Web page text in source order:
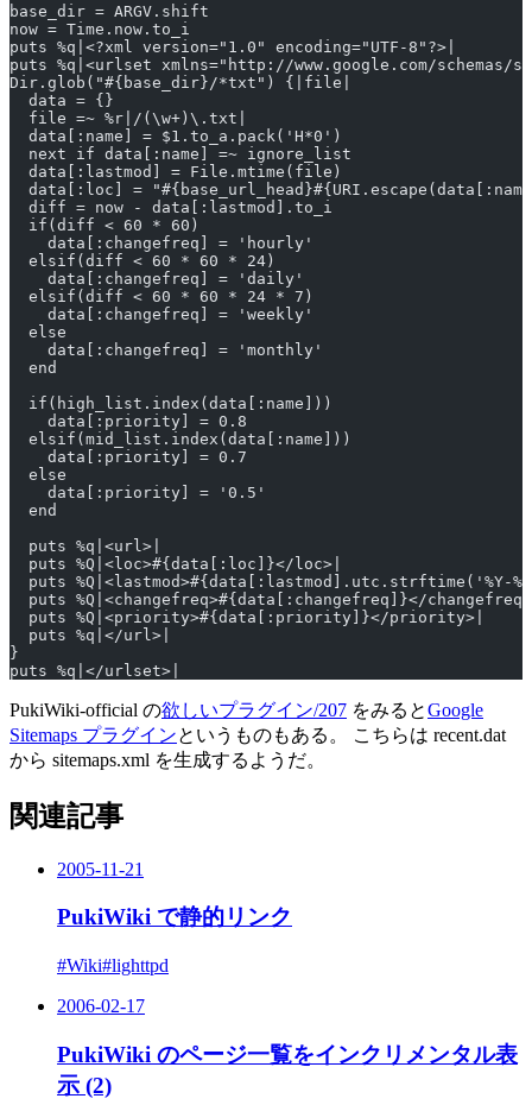
base_dir = ARGV.shift
now = Time.now.to_i
puts %q|<?xml version="1.0" encoding="UTF-8"?>|
puts %q|<urlset xmlns="http://www.google.com/schemas/
Dir.glob("#{base_dir}/*txt") {|file|
  data = {}
  file =~ %r|/(\w+)\.txt|
  data[:name] = $1.to_a.pack('H*0')
  next if data[:name] =~ ignore_list
  data[:lastmod] = File.mtime(file)
data[:loc] =
  diff = now - data[:lastmod].to_i
  if(diff < 60 * 60)
    data[:changefreq] = 'hourly'
  elsif(diff < 60 * 60 * 24)
    data[:changefreq] = 'daily'
  elsif(diff < 60 * 60 * 24 * 7)
    data[:changefreq] = 'weekly'
  else
    data[:changefreq] = 'monthly'
  end
  if(high_list.index(data[:name]))
    data[:priority] = 0.8
  elsif(mid_list.index(data[:name]))
    data[:priority] = 0.7
  else
    data[:priority] = '0.5'
  end
  puts %q|<url>|
  puts %Q|<loc>#{data[:loc]}</loc>|
puts %Q|<lastmod>#{data[:lastmod].utc.strftime('%Y-
puts %Q|<changefreq>#{data[:changefreq]}</
  puts %Q|<priority>#{data[:priority]}</priority>|
  puts %q|</url>|
}
puts %q|</urlset>|
PukiWiki-official の欲しいプラグイン/207 をみるとGoogle
Sitemaps プラグインというものもある。 こちらは recent.dat
から sitemaps.xml を生成するようだ。
関連記事
2005-11-21
PukiWiki で静的リンク
#Wiki#lighttpd
2006-02-17
PukiWiki のページ一覧をインクリメンタル表
示 (2)